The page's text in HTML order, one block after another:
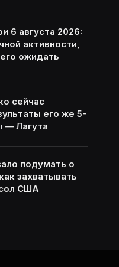
6 августа 2026:
активности,
ожидать
сейчас
его же 5-
— Лагута
подумать о
захватывать
США